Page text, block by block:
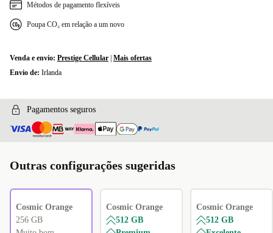
Métodos de pagamento flexíveis
Poupa CO₂ em relação a um novo
Venda e envio: Prestige Cellular Mais ofertas
Envio de: Irlanda
Pagamentos seguros
Outras configurações sugeridas
Cosmic Orange
256 GB
Cosmic Orange
512 GB
Cosmic Orange
512 GB